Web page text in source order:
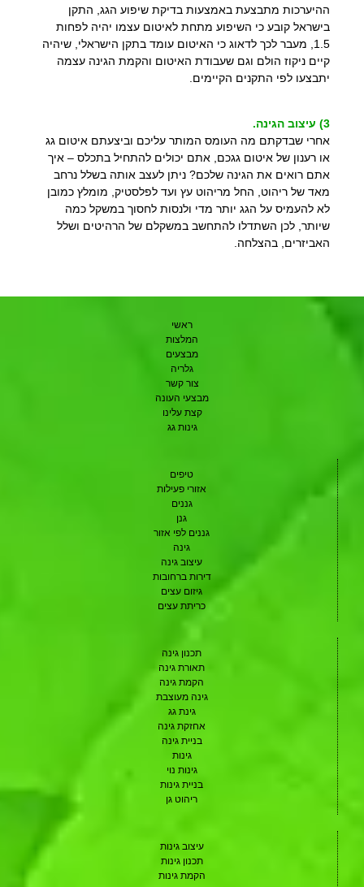
ההיערכות מתבצעת באמצעות בדיקת שיפוע הגג, התקן
בישראל קובע כי השיפוע מתחת לאיטום עצמו יהיה לפחות
1.5, מעבר לכך לדאוג כי האיטום עומד בתקן הישראלי, שיהיה
קיים ניקוז הולם וגם שעבודת האיטום והקמת הגינה עצמה
יתבצעו לפי התקנים הקיימים.
3) עיצוב הגינה.
אחרי שבדקתם מה העומס המותר עליכם וביצעתם איטום גג
או רענון של איטום גגכם, אתם יכולים להתחיל בתכלס – איך
אתם רואים את הגינה שלכם? ניתן לעצב אותה בשלל נרחב
מאד של ריהוט, החל מריהוט עץ ועד לפלסטיק, מומלץ כמובן
לא להעמיס על הגג יותר מדי ולנסות לחסוך במשקל כמה
שיותר, לכן השתדלו להתחשב במשקלם של הרהיטים ושלל
האביזרים, בהצלחה.
ראשי
המלצות
מבצעים
גלריה
צור קשר
מבצעי העונה
קצת עלינו
גינות גג
טיפים
אזורי פעילות
גננים
גנן
גננים לפי אזור
גינה
עיצוב גינה
דירות ברחובות
גיזום עצים
כריתת עצים
תכנון גינה
תאורת גינה
הקמת גינה
גינה מעוצבת
גינת גג
אחזקת גינה
בניית גינה
גינות
גינות נוי
בניית גינות
ריהוט גן
עיצוב גינות
תכנון גינות
הקמת גינות